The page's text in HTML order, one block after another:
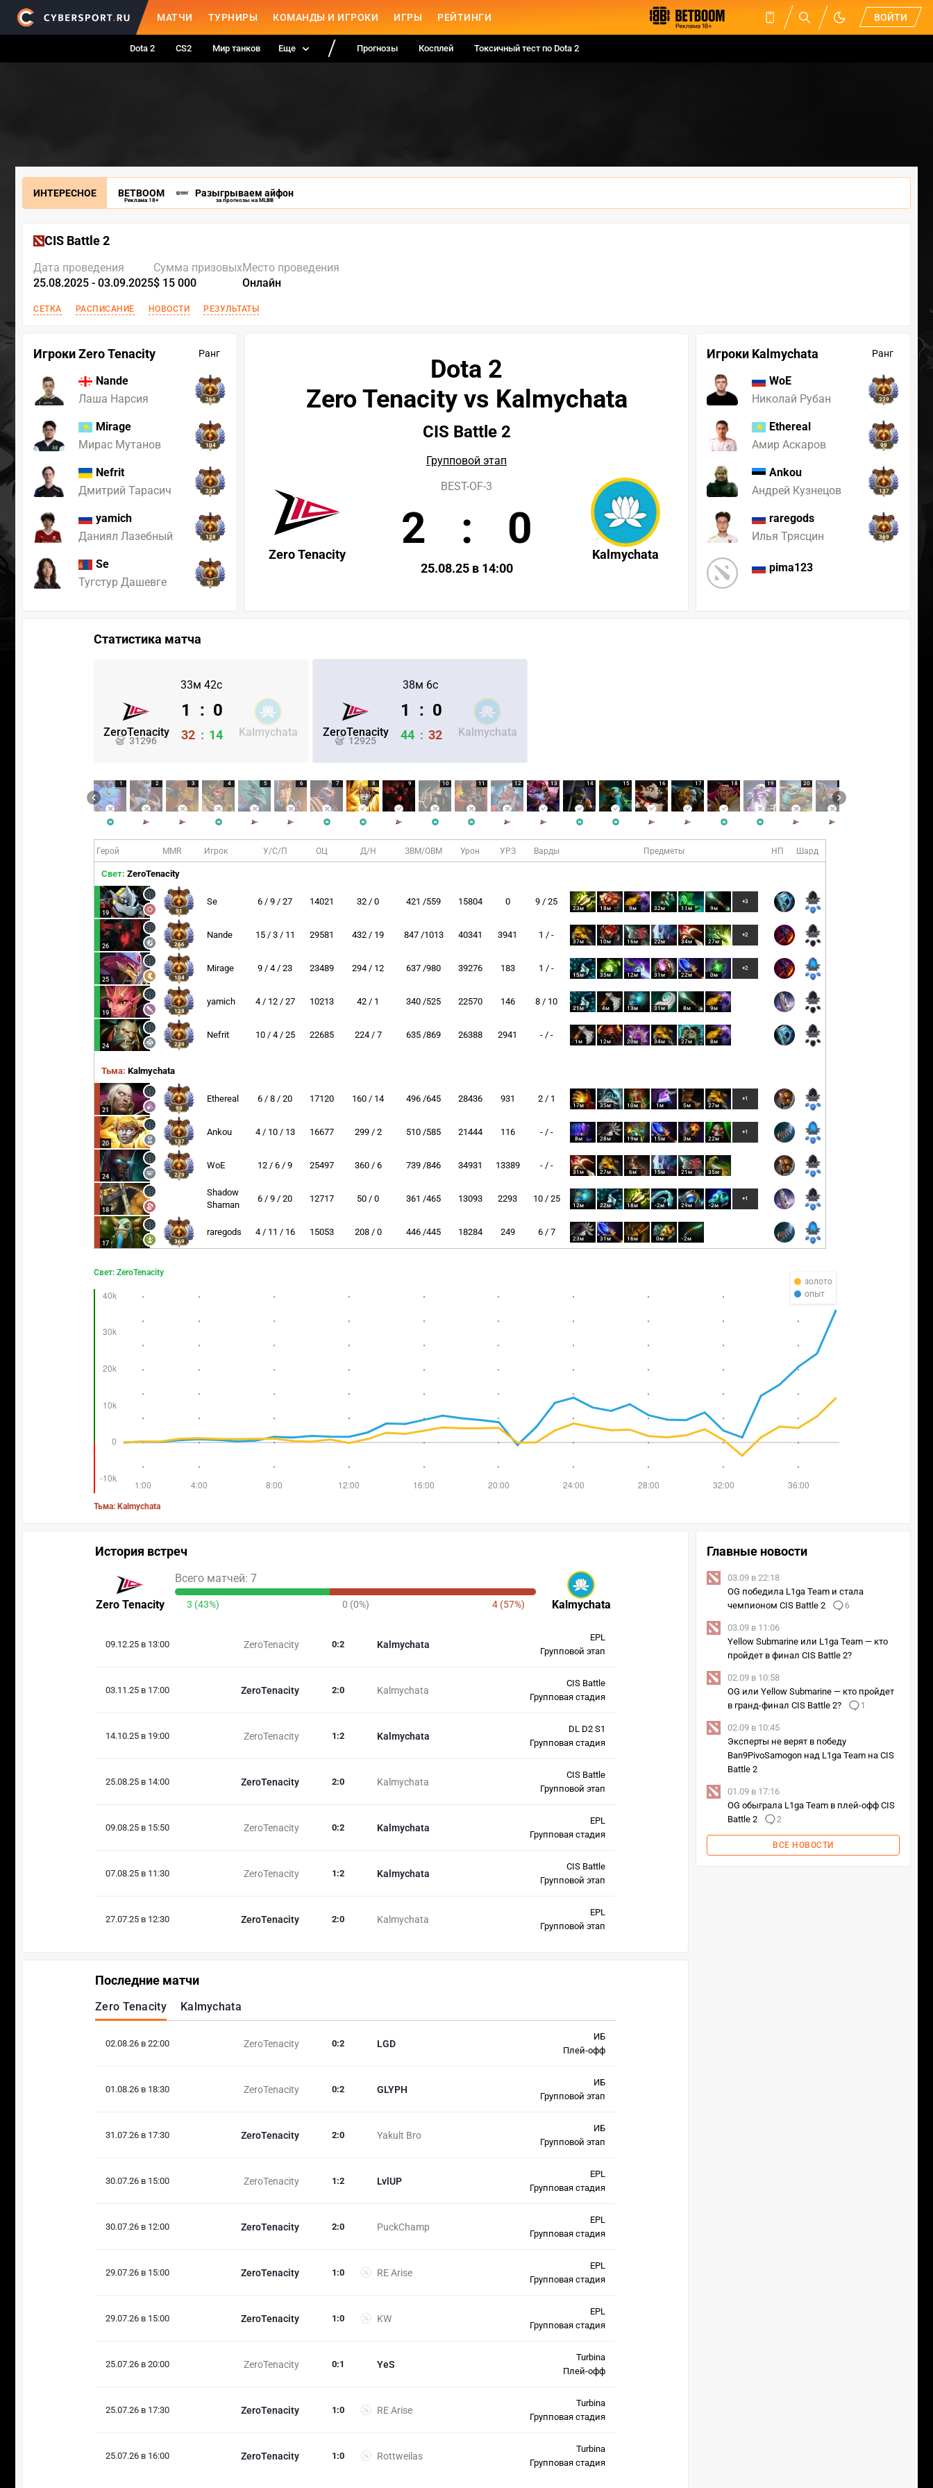
МАТЧИ ТУРНИРЫ КОМАНДЫ И ИГРОКИ ИГРЫ РЕЙТИНГИ ВОЙТИ
Dota 2 CS2 Мир танков Еще Прогнозы Косплей Токсичный тест по Dota 2
ИНТЕРЕСНОЕ BETBOOM
Реклама 18+
Разыгрываем айфон
за прогнозы на MLBB
CIS Battle 2
Дата проведения
25.08.2025 - 03.09.2025
Сумма призовых
$ 15 000
Место проведения
Онлайн
СЕТКА РАСПИСАНИЕ НОВОСТИ РЕЗУЛЬТАТЫ
Игроки Zero Tenacity Ранг
Nande
Лаша Нарсия
266
Mirage
Мирас Мутанов
104
Nefrit
Дмитрий Тарасич
239
yamich
Даниял Лазебный
128
Se
Тугстур Дашевге
91
Игроки Kalmychata Ранг
WoE
Николай Рубан
279
Ethereal
Амир Аскаров
99
Ankou
Андрей Кузнецов
137
raregods
Илья Трясцин
369
pima123
Dota 2
Zero Tenacity vs Kalmychata
CIS Battle 2
Групповой этап
Zero Tenacity Kalmychata
BEST-OF-3
2 : 0
25.08.25 в 14:00
Статистика матча
33м 42с
ZeroTenacity
31296
Kalmychata
1 : 0
32 : 14
38м 6с
ZeroTenacity
12925
Kalmychata
1 : 0
44 : 32
1 2 3 4 5 6 7 8 9 10 11 12 13 14 15 16 17 18 19 20
Герой MMR Игрок У/С/П ОЦ Д/Н ЗВМ/ОВМ Урон УРЗ Варды Предметы НП Шард
Свет: ZeroTenacity
19 91
Se 6 / 9 / 27 14021 32 / 0 421 /559 15804 0 9 / 25
23м 18м 9м 32м 11м 9м
+3
26 266
Nande 15 / 3 / 11 29581 432 / 19 847 /1013 40341 3941 1 / -
37м 10м 16м 22м 34м 27м
+2
25 104
Mirage 9 / 4 / 23 23489 294 / 12 637 /980 39276 183 1 / -
15м 35м 12м 31м 22м 0м
+2
19 128
yamich 4 / 12 / 27 10213 42 / 1 340 /525 22570 146 8 / 10
21м 4м 13м 31м 8м 9м
24 239
Nefrit 10 / 4 / 25 22685 224 / 7 635 /869 26388 2941 - / -
1м 12м 20м 34м 27м 8м
Тьма: Kalmychata
21 99
Ethereal 6 / 8 / 20 17120 160 / 14 496 /645 28436 931 2 / 1
17м 35м 10м 1м 5м 27м
+1
20 137
Ankou 4 / 10 / 13 16677 299 / 2 510 /585 21444 116 - / -
8м 28м 19м 15м 3м 22м
+1
24 279
WoE 12 / 6 / 9 25497 360 / 6 739 /846 34931 13389 - / -
31м 27м 6м 15м 21м 35м
18
Shadow
Shaman
6 / 9 / 20 12717 50 / 0 361 /465 13093 2293 10 / 25
12м 22м 18м -2м 29м -2м
+1
17 369
raregods 4 / 11 / 16 15053 208 / 0 446 /445 18284 249 6 / 7
23м 31м 16м 0м -2м
золото
опыт
Свет: ZeroTenacity
Тьма: Kalmychata
История встреч
Zero Tenacity Kalmychata
Всего матчей: 7
3 (43%) 0 (0%) 4 (57%)
09.12.25 в 13:00 ZeroTenacity Kalmychata
0:2
EPL
Групповой этап
03.11.25 в 17:00 ZeroTenacity Kalmychata
2:0
CIS Battle
Групповая стадия
14.10.25 в 19:00 ZeroTenacity Kalmychata
1 :2
DL D2 S1
Групповая стадия
25.08.25 в 14:00 ZeroTenacity Kalmychata
2:0
CIS Battle
Групповой этап
09.08.25 в 15:50 ZeroTenacity Kalmychata
0:2
EPL
Групповая стадия
07.08.25 в 11:30 ZeroTenacity Kalmychata
1 :2
CIS Battle
Групповой этап
27.07.25 в 12:30 ZeroTenacity Kalmychata
2:0
EPL
Групповой этап
Последние матчи
Zero Tenacity Kalmychata
02.08.26 в 22:00 ZeroTenacity LGD
0:2
ИБ
Плей-офф
01.08.26 в 18:30 ZeroTenacity GLYPH
0:2
ИБ
Групповой этап
31.07.26 в 17:30 ZeroTenacity Yakult Bro
2:0
ИБ
Групповой этап
30.07.26 в 15:00 ZeroTenacity LvlUP
1 :2
EPL
Групповая стадия
30.07.26 в 12:00 ZeroTenacity PuckChamp
2:0
EPL
Групповая стадия
29.07.26 в 15:00 ZeroTenacity RE Arise
1 :0
EPL
Групповая стадия
29.07.26 в 15:00 ZeroTenacity KW
1 :0
EPL
Групповая стадия
25.07.26 в 20:00 ZeroTenacity YeS
0:1
Turbina
Плей-офф
25.07.26 в 17:30 ZeroTenacity RE Arise
1 :0
Turbina
Групповая стадия
25.07.26 в 16:00 ZeroTenacity Rottweilas
1 :0
Turbina
Групповая стадия
Главные новости
03.09 в 22:18
OG победила L1ga Team и стала
чемпионом CIS Battle 2
6
03.09 в 11:06
Yellow Submarine или L1ga Team — кто
пройдет в финал CIS Battle 2?
02.09 в 10:58
OG или Yellow Submarine — кто пройдет
в гранд-финал CIS Battle 2?
1
02.09 в 10:45
Эксперты не верят в победу
Ban9PivoSamogon над L1ga Team на CIS
Battle 2
01.09 в 17:16
OG обыграла L1ga Team в плей-офф CIS
Battle 2
2
ВСЕ НОВОСТИ